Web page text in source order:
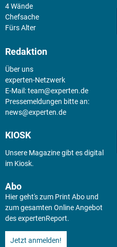
4 Wände
Chefsache
Fürs Alter
Redaktion
Über uns
experten-Netzwerk
E-Mail:team@experten.de
Pressemeldungen bitte an:
news@experten.de
KIOSK
Unsere Magazine gibt es digital
im Kiosk.
Abo
Hier geht's zum Print Abo und
zum gesamten Online Angebot
des expertenReport.
Jetzt anmelden!